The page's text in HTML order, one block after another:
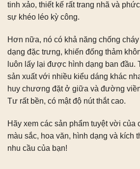
tinh xảo, thiết kế rất trang nhã và
sự khéo léo kỳ công.
Hơn nữa, nó có khả năng chống
dạng đặc trưng, ​​khiến đống thảm
luôn lấy lại được hình dạng ban
sản xuất với nhiều kiểu dáng khác
huy chương đặt ở giữa và đường
Tư rất bền, có mật độ nút thắt cao.
Hãy xem các sản phẩm tuyệt vời của
màu sắc, hoa văn, hình dạng và kích
nhu cầu của bạn!